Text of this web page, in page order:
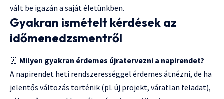
vált be igazán a saját életünkben.
Gyakran ismételt kérdések az
időmenedzsmentről
⏰ Milyen gyakran érdemes újratervezni a napirendet?
A napirendet heti rendszerességgel érdemes átnézni, de ha
jelentős változás történik (pl. új projekt, váratlan feladat),